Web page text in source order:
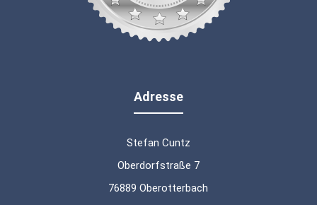
Adresse
Stefan Cuntz
Oberdorfstraße 7
76889 Oberotterbach